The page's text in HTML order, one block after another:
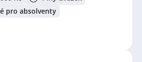
pro absolventy